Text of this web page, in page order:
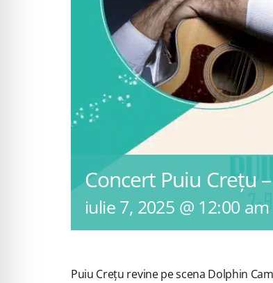
Concert Puiu Crețu
iulie 7, 2025 @ 12:00 am
Puiu Crețu revine pe scena Dolphin